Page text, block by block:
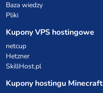
Baza wiedzy
Pliki
Kupony VPS hostingowe
netcup
Hetzner
SkillHost.pl
Kupony hostingu Minecraft